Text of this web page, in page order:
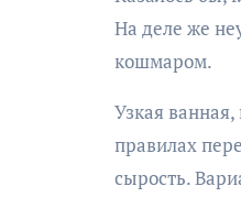
На деле же
кошмаром.
Узкая
правилах
сырость.